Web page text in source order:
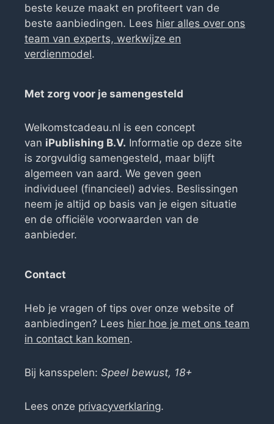
beste keuze maakt en profiteert van de
beste aanbiedingen. Lees hier alles over ons
team van experts, werkwijze en
verdienmodel.
Met zorg voor je samengesteld
Welkomstcadeau.nl is een concept
van iPublishing B.V. Informatie op deze site
is zorgvuldig samengesteld, maar blijft
algemeen van aard. We geven geen
individueel (financieel) advies. Beslissingen
neem je altijd op basis van je eigen situatie
en de officiële voorwaarden van de
aanbieder.
Contact
Heb je vragen of tips over onze website of
aanbiedingen? Lees hier hoe je met ons team
in contact kan komen.
Bij kansspelen: Speel bewust, 18+
Lees onze privacyverklaring.